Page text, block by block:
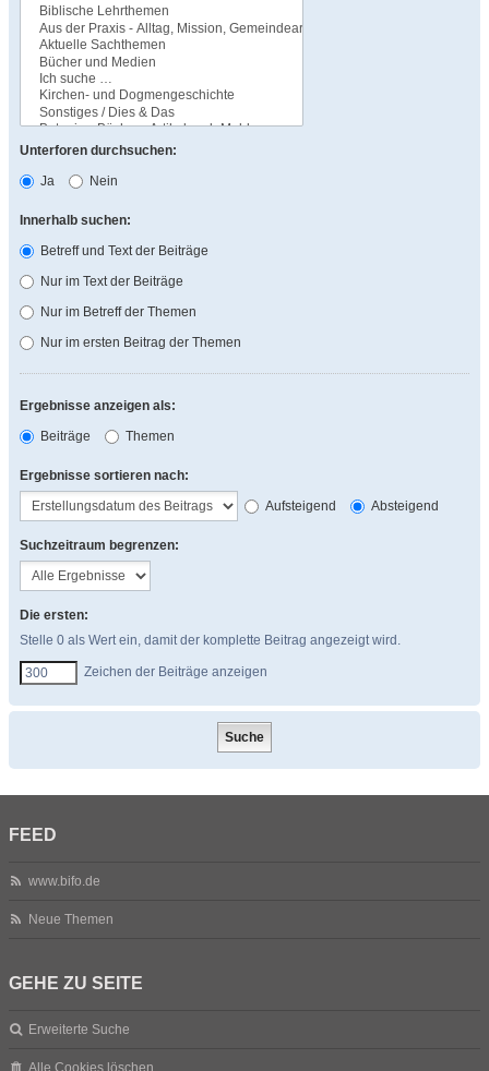
Unterforen durchsuchen:
Ja
Nein
Innerhalb suchen:
Betreff und Text der Beiträge
Nur im Text der Beiträge
Nur im Betreff der Themen
Nur im ersten Beitrag der Themen
Ergebnisse anzeigen als:
Beiträge
Themen
Ergebnisse sortieren nach:
Aufsteigend
Absteigend
Suchzeitraum begrenzen:
Die ersten:
Stelle 0 als Wert ein, damit der komplette Beitrag angezeigt wird.
Zeichen der Beiträge anzeigen
FEED
www.bifo.de
Neue Themen
GEHE ZU SEITE
Erweiterte Suche
Alle Cookies löschen